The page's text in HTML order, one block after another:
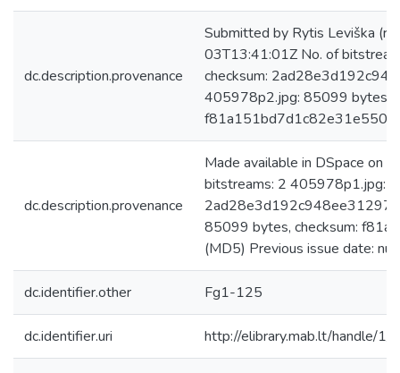
dc.description.provenance
Submitted by Rytis Leviška
03T13:41:01Z No. of
checksum:
405978p2.jpg: 85099 bytes,
dc.description.provenance
Made available in DSpace on
bitstreams: 2 405978p1.jpg:
85099 bytes, checksum:
(MD5) Previous issue date: null
dc.identifier.other Fg1-125
dc.identifier.uri http://elibrary.mab.lt/handle/1/